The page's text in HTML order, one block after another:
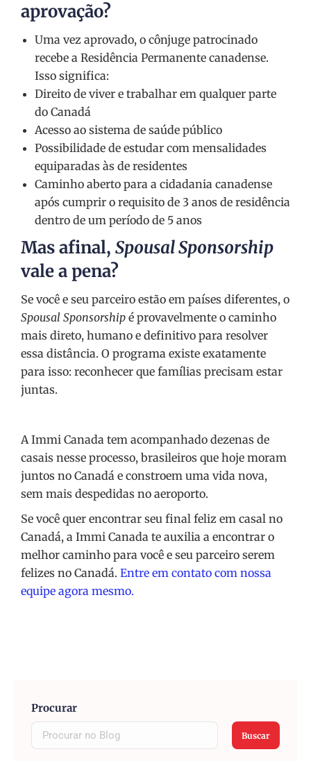
aprovação?
Uma vez aprovado, o cônjuge patrocinado
recebe a Residência Permanente canadense.
Isso significa:
Direito de viver e trabalhar em qualquer parte
do Canadá
Acesso ao sistema de saúde público
Possibilidade de estudar com mensalidades
equiparadas às de residentes
Caminho aberto para a cidadania canadense
após cumprir o requisito de 3 anos de residência
dentro de um período de 5 anos
Mas afinal, Spousal Sponsorship
vale a pena?
Se você e seu parceiro estão em países diferentes, o
Spousal Sponsorship é provavelmente o caminho
mais direto, humano e definitivo para resolver
essa distância. O programa existe exatamente
para isso: reconhecer que famílias precisam estar
juntas.
A Immi Canada tem acompanhado dezenas de
casais nesse processo, brasileiros que hoje moram
juntos no Canadá e constroem uma vida nova,
sem mais despedidas no aeroporto.
Se você quer encontrar seu final feliz em casal no
Canadá, a Immi Canada te auxilia a encontrar o
melhor caminho para você e seu parceiro serem
felizes no Canadá. Entre em contato com nossa
equipe agora mesmo.
Procurar
Buscar